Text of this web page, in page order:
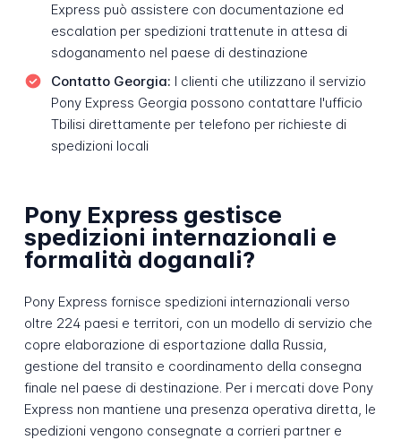
Express può assistere con documentazione ed
escalation per spedizioni trattenute in attesa di
sdoganamento nel paese di destinazione
Contatto Georgia: I clienti che utilizzano il servizio
Pony Express Georgia possono contattare l'ufficio
Tbilisi direttamente per telefono per richieste di
spedizioni locali
Pony Express gestisce
spedizioni internazionali e
formalità doganali?
Pony Express fornisce spedizioni internazionali verso
oltre 224 paesi e territori, con un modello di servizio che
copre elaborazione di esportazione dalla Russia,
gestione del transito e coordinamento della consegna
finale nel paese di destinazione. Per i mercati dove Pony
Express non mantiene una presenza operativa diretta, le
spedizioni vengono consegnate a corrieri partner e